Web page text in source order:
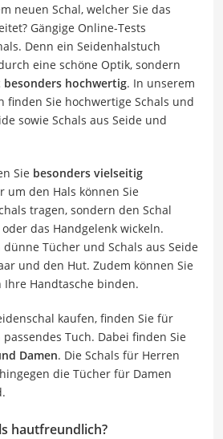
neuen Schal, welcher Sie das
Gängige Online-Tests
Denn ein Seidenhalstuch
eine schöne Optik, sondern
hochwertig. In unserem
finden Sie hochwertige Schals und
sowie Schals aus Seide und
Sie besonders vielseitig
um den Hals können Sie
tragen, sondern den Schal
das Handgelenk wickeln.
Tücher und Schals aus Seide
und den Hut. Zudem können Sie
Ihre Handtasche binden.
kaufen, finden Sie für
Tuch. Dabei finden Sie
Damen. Die Schals für Herren
die Tücher für Damen
hautfreundlich?